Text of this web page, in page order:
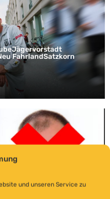
und unseren Service zu
Jägervorstadt
FahrlandSatzkorn